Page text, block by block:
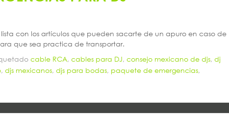
lista con los artículos que pueden sacarte de un apuro en caso de
que sea practica de transportar.
cable RCA, cables para DJ, consejo mexicano de djs, dj
, djs mexicanos, djs para bodas, paquete de emergencias,